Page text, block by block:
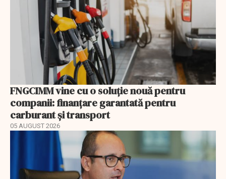
FNGCIMM vine cu o soluție nouă pentru
companii: finanțare garantată pentru
carburant și transport
05 AUGUST 2026